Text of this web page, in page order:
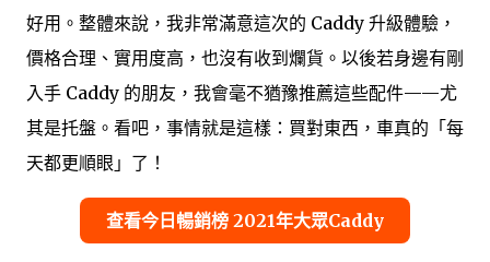
好用。整體來說，我非常滿意這次的 Caddy 升級體驗，
價格合理、實用度高，也沒有收到爛貨。以後若身邊有剛
入手 Caddy 的朋友，我會毫不猶豫推薦這些配件——尤
其是托盤。看吧，事情就是這樣：買對東西，車真的「每
天都更順眼」了！
查看今日暢銷榜 2021年大眾Caddy